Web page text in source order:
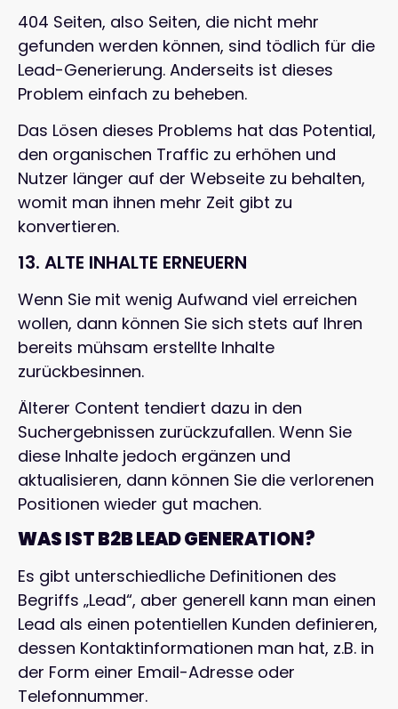
404 Seiten, also Seiten, die nicht mehr
gefunden werden können, sind tödlich für die
Lead-Generierung. Anderseits ist dieses
Problem einfach zu beheben.
Das Lösen dieses Problems hat das Potential,
den organischen Traffic zu erhöhen und
Nutzer länger auf der Webseite zu behalten,
womit man ihnen mehr Zeit gibt zu
konvertieren.
13. ALTE INHALTE ERNEUERN
Wenn Sie mit wenig Aufwand viel erreichen
wollen, dann können Sie sich stets auf Ihren
bereits mühsam erstellte Inhalte
zurückbesinnen.
Älterer Content tendiert dazu in den
Suchergebnissen zurückzufallen. Wenn Sie
diese Inhalte jedoch ergänzen und
aktualisieren, dann können Sie die verlorenen
Positionen wieder gut machen.
WAS IST B2B LEAD GENERATION?
Es gibt unterschiedliche Definitionen des
Begriffs „Lead“, aber generell kann man einen
Lead als einen potentiellen Kunden definieren,
dessen Kontaktinformationen man hat, z.B. in
der Form einer Email-Adresse oder
Telefonnummer.